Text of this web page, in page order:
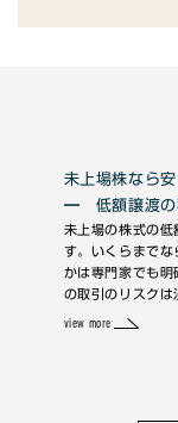
未上場株なら
━ 低額譲渡の
未上場の株式の低
す。いくらまでな
かは専門家でも明
の取引のリスクは
view more